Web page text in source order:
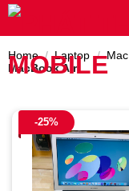
Skip
Home / Laptop / Mac
MacBook Air
-25%